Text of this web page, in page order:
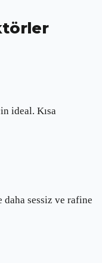
ideal. Kısa
sessiz ve rafine